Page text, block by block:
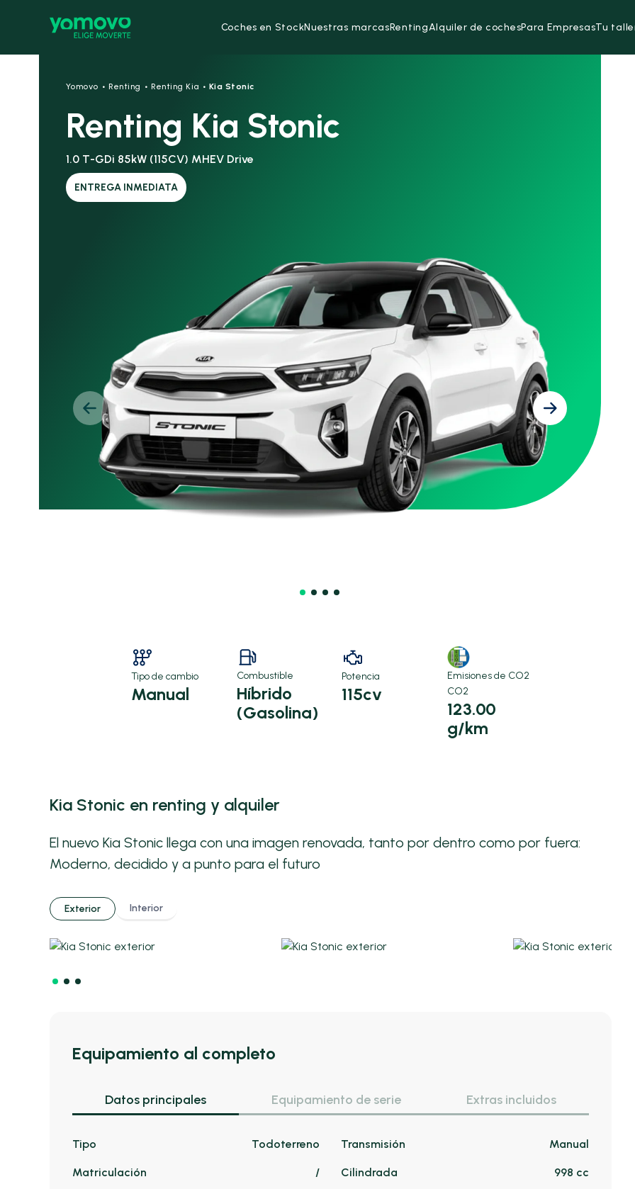
Coches en StockNuestras marcasRentingAlquiler de cochesPara EmpresasTu
Yomovo · Renting · Renting Kia · Kia Stonic
Renting Kia Stonic
1.0 T-GDi 85kW (115CV) MHEV Drive
ENTREGA INMEDIATA
Tipo de cambio
Manual
Combustible
Híbrido
(Gasolina)
Potencia
115cv
Emisiones de CO2
CO2
123.00
g/km
Kia Stonic en renting y alquiler
El nuevo Kia Stonic llega con una imagen renovada, tanto por dentro como por fuera:
Moderno, decidido y a punto para el futuro
Exterior Interior
Equipamiento al completo
Datos principales Equipamiento de serie Extras incluidos
Tipo Todoterreno
Matriculación /
Transmisión Manual
Cilindrada 998 cc